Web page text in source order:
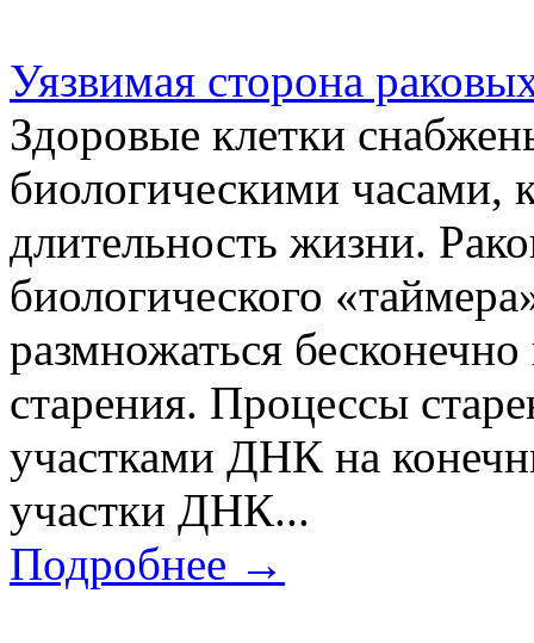
Уязвимая сторона
Здоровые клетки
биологическими часами,
длительность жизни.
биологического
размножаться
старения. Процессы
участками ДНК на
участки ДНК...
Подробнее →